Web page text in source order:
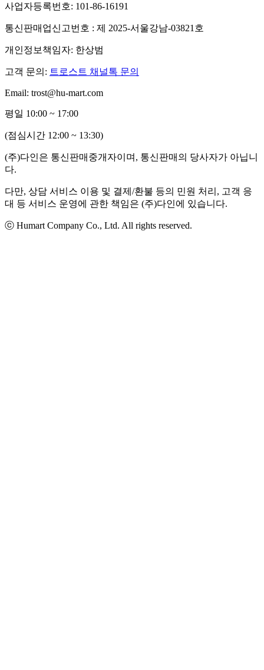
사업자등록번호: 101-86-16191
통신판매업신고번호 : 제 2025-서울강남-03821호
개인정보책임자: 한상범
고객 문의: 트로스트 채널톡 문의
Email: trost@hu-mart.com
평일 10:00 ~ 17:00
(점심시간 12:00 ~ 13:30)
(주)다인은 통신판매중개자이며, 통신판매의 당사자가 아닙니
다.
다만, 상담 서비스 이용 및 결제/환불 등의 민원 처리, 고객 응
대 등 서비스 운영에 관한 책임은 (주)다인에 있습니다.
ⓒ Humart Company Co., Ltd. All rights reserved.